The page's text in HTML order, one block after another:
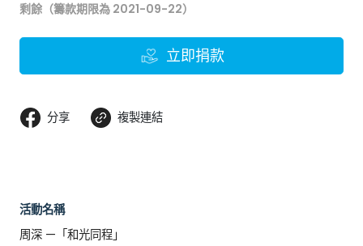
剩餘（籌款期限為 2021-09-22）
立即捐款
分享 複製連結
活動名稱
周深 —「和光同程」